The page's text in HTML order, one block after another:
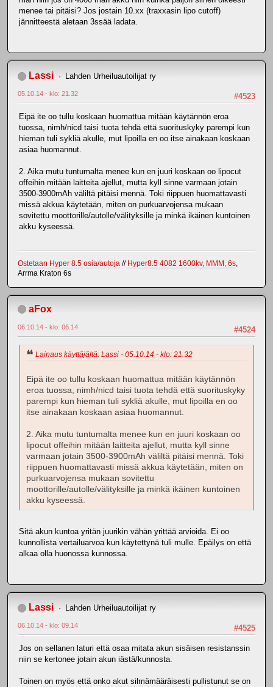
menee tai pitäisi? Jos jostain 10.xx (traxxasin lipo cutoff)
jännitteestä aletaan 3ssää ladata.
Lassi Lahden Urheiluautoilijat ry
#4523
05.10.14 - klo: 21.32
Eipä ite oo tullu koskaan huomattua mitään käytännön eroa
tuossa, nimh/nicd taisi tuota tehdä että suorituskyky parempi kun
hieman tuli sykliä akulle, mut lipoilla en oo itse ainakaan koskaan
asiaa huomannut.
2. Aika mutu tuntumalta menee kun en juuri koskaan oo lipocut
offeihin mitään laitteita ajellut, mutta kyll sinne varmaan jotain
3500-3900mAh väliltä pitäisi mennä. Toki riippuen huomattavasti
missä akkua käytetään, miten on purkuarvojensa mukaan
sovitettu moottorille/autolle/välityksille ja minkä ikäinen kuntoinen
akku kyseessä.
Ostetaan Hyper 8.5 osia/autoja // Hyper8.5 4082 1600kv, MMM, 6s
Arrma Kraton 6s
aFox
#4524
06.10.14 - klo: 06.14
Lainaus käyttäjältä: Lassi - 05.10.14 - klo: 21.32
Eipä ite oo tullu koskaan huomattua mitään käytännön
eroa tuossa, nimh/nicd taisi tuota tehdä että suorituskyky
parempi kun hieman tuli sykliä akulle, mut lipoilla en oo
itse ainakaan koskaan asiaa huomannut.
2. Aika mutu tuntumalta menee kun en juuri koskaan oo
lipocut offeihin mitään laitteita ajellut, mutta kyll sinne
varmaan jotain 3500-3900mAh väliltä pitäisi mennä. Toki
riippuen huomattavasti missä akkua käytetään, miten on
purkuarvojensa mukaan sovitettu
moottorille/autolle/välityksille ja minkä ikäinen kuntoinen
akku kyseessä.
Sitä akun kuntoa yritän juurikin vähän yrittää arvioida. Ei oo
kunnollista vertailuarvoa kun käytettynä tuli mulle. Epäilys on että
alkaa olla huonossa kunnossa.
Lassi Lahden Urheiluautoilijat ry
#4525
06.10.14 - klo: 09.14
Jos on sellanen laturi että osaa mitata akun sisäisen resistanssin
niin se kertonee jotain akun iästä/kunnosta.
Toinen on myös että onko akut silmämääräisesti pullistunut se on